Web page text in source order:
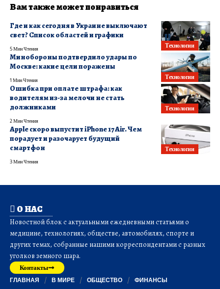
Вам также может понравиться
Технологии
Где и как сегодня в Украине выключают
свет? Список областей и графики
5 Мин Чтения
Технологии
Минобороны подтвердило удары по
Москве: какие цели поражены
1 Мин Чтения
Технологии
Ошибка при оплате штрафа: как
водителям из-за мелочи не стать
должниками
2 Мин Чтения
Технологии
Apple скоро выпустит iPhone 17 Air. Чем
порадует и разочарует будущий
смартфон
3 Мин Чтения
О НАС
Новостной блок с актуальными ежедневными статьями о
медицине, технологиях, обществе, автомобилях, спорте и
других темах, собранные нашими корреспондентами с разных
уголков земного шара.
Контакты
ГЛАВНАЯ В МИРЕ ОБЩЕСТВО
ФИНАНСЫ